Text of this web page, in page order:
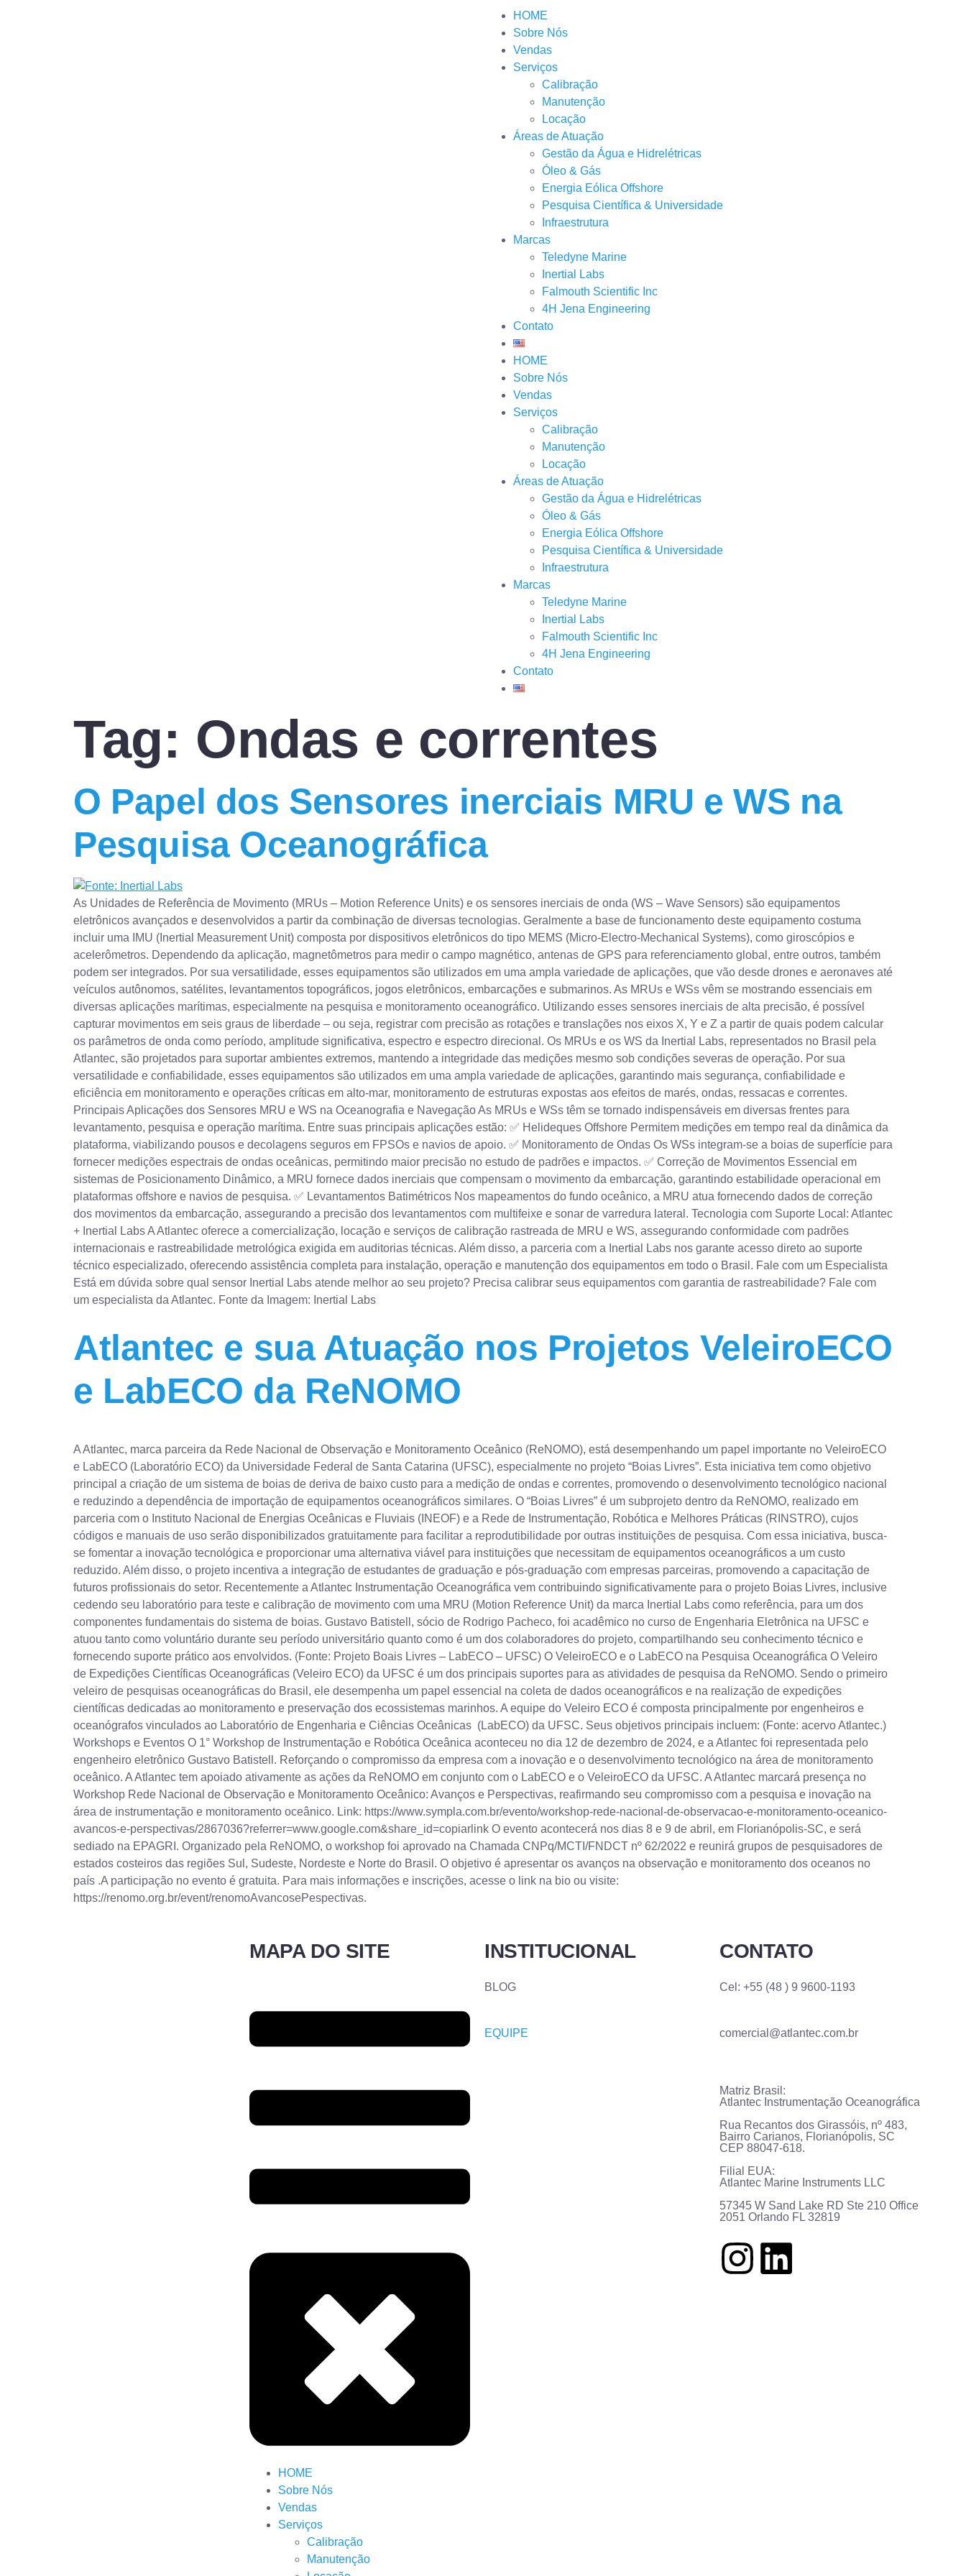
HOME
Sobre Nós
Vendas
Serviços
Calibração
Manutenção
Locação
Áreas de Atuação
Gestão da Água e Hidrelétricas
Óleo & Gás
Energia Eólica Offshore
Pesquisa Científica & Universidade
Infraestrutura
Marcas
Teledyne Marine
Inertial Labs
Falmouth Scientific Inc
4H Jena Engineering
Contato
HOME
Sobre Nós
Vendas
Serviços
Calibração
Manutenção
Locação
Áreas de Atuação
Gestão da Água e Hidrelétricas
Óleo & Gás
Energia Eólica Offshore
Pesquisa Científica & Universidade
Infraestrutura
Marcas
Teledyne Marine
Inertial Labs
Falmouth Scientific Inc
4H Jena Engineering
Contato
Tag: Ondas e correntes
O Papel dos Sensores inerciais MRU e WS na
Pesquisa Oceanográfica
As Unidades de Referência de Movimento (MRUs – Motion Reference Units) e os sensores inerciais de onda (WS – Wave Sensors) são equipamentos
eletrônicos avançados e desenvolvidos a partir da combinação de diversas tecnologias. Geralmente a base de funcionamento deste equipamento costuma
incluir uma IMU (Inertial Measurement Unit) composta por dispositivos eletrônicos do tipo MEMS (Micro-Electro-Mechanical Systems), como giroscópios e
acelerômetros. Dependendo da aplicação, magnetômetros para medir o campo magnético, antenas de GPS para referenciamento global, entre outros, também
podem ser integrados. Por sua versatilidade, esses equipamentos são utilizados em uma ampla variedade de aplicações, que vão desde drones e aeronaves até
veículos autônomos, satélites, levantamentos topográficos, jogos eletrônicos, embarcações e submarinos. As MRUs e WSs vêm se mostrando essenciais em
diversas aplicações marítimas, especialmente na pesquisa e monitoramento oceanográfico. Utilizando esses sensores inerciais de alta precisão, é possível
capturar movimentos em seis graus de liberdade – ou seja, registrar com precisão as rotações e translações nos eixos X, Y e Z a partir de quais podem calcular
os parâmetros de onda como período, amplitude significativa, espectro e espectro direcional. Os MRUs e os WS da Inertial Labs, representados no Brasil pela
Atlantec, são projetados para suportar ambientes extremos, mantendo a integridade das medições mesmo sob condições severas de operação. Por sua
versatilidade e confiabilidade, esses equipamentos são utilizados em uma ampla variedade de aplicações, garantindo mais segurança, confiabilidade e
eficiência em monitoramento e operações críticas em alto-mar, monitoramento de estruturas expostas aos efeitos de marés, ondas, ressacas e correntes.
Principais Aplicações dos Sensores MRU e WS na Oceanografia e Navegação As MRUs e WSs têm se tornado indispensáveis em diversas frentes para
levantamento, pesquisa e operação marítima. Entre suas principais aplicações estão: ✅ Helideques Offshore Permitem medições em tempo real da dinâmica da
plataforma, viabilizando pousos e decolagens seguros em FPSOs e navios de apoio. ✅ Monitoramento de Ondas Os WSs integram-se a boias de superfície para
fornecer medições espectrais de ondas oceânicas, permitindo maior precisão no estudo de padrões e impactos. ✅ Correção de Movimentos Essencial em
sistemas de Posicionamento Dinâmico, a MRU fornece dados inerciais que compensam o movimento da embarcação, garantindo estabilidade operacional em
plataformas offshore e navios de pesquisa. ✅ Levantamentos Batimétricos Nos mapeamentos do fundo oceânico, a MRU atua fornecendo dados de correção
dos movimentos da embarcação, assegurando a precisão dos levantamentos com multifeixe e sonar de varredura lateral. Tecnologia com Suporte Local: Atlantec
+ Inertial Labs A Atlantec oferece a comercialização, locação e serviços de calibração rastreada de MRU e WS, assegurando conformidade com padrões
internacionais e rastreabilidade metrológica exigida em auditorias técnicas. Além disso, a parceria com a Inertial Labs nos garante acesso direto ao suporte
técnico especializado, oferecendo assistência completa para instalação, operação e manutenção dos equipamentos em todo o Brasil. Fale com um Especialista
Está em dúvida sobre qual sensor Inertial Labs atende melhor ao seu projeto? Precisa calibrar seus equipamentos com garantia de rastreabilidade? Fale com
um especialista da Atlantec. Fonte da Imagem: Inertial Labs
Atlantec e sua Atuação nos Projetos VeleiroECO
e LabECO da ReNOMO
A Atlantec, marca parceira da Rede Nacional de Observação e Monitoramento Oceânico (ReNOMO), está desempenhando um papel importante no VeleiroECO
e LabECO (Laboratório ECO) da Universidade Federal de Santa Catarina (UFSC), especialmente no projeto “Boias Livres”. Esta iniciativa tem como objetivo
principal a criação de um sistema de boias de deriva de baixo custo para a medição de ondas e correntes, promovendo o desenvolvimento tecnológico nacional
e reduzindo a dependência de importação de equipamentos oceanográficos similares. O “Boias Livres” é um subprojeto dentro da ReNOMO, realizado em
parceria com o Instituto Nacional de Energias Oceânicas e Fluviais (INEOF) e a Rede de Instrumentação, Robótica e Melhores Práticas (RINSTRO), cujos
códigos e manuais de uso serão disponibilizados gratuitamente para facilitar a reprodutibilidade por outras instituições de pesquisa. Com essa iniciativa, busca-
se fomentar a inovação tecnológica e proporcionar uma alternativa viável para instituições que necessitam de equipamentos oceanográficos a um custo
reduzido. Além disso, o projeto incentiva a integração de estudantes de graduação e pós-graduação com empresas parceiras, promovendo a capacitação de
futuros profissionais do setor. Recentemente a Atlantec Instrumentação Oceanográfica vem contribuindo significativamente para o projeto Boias Livres, inclusive
cedendo seu laboratório para teste e calibração de movimento com uma MRU (Motion Reference Unit) da marca Inertial Labs como referência, para um dos
componentes fundamentais do sistema de boias. Gustavo Batistell, sócio de Rodrigo Pacheco, foi acadêmico no curso de Engenharia Eletrônica na UFSC e
atuou tanto como voluntário durante seu período universitário quanto como é um dos colaboradores do projeto, compartilhando seu conhecimento técnico e
fornecendo suporte prático aos envolvidos. (Fonte: Projeto Boais Livres – LabECO – UFSC) O VeleiroECO e o LabECO na Pesquisa Oceanográfica O Veleiro
de Expedições Científicas Oceanográficas (Veleiro ECO) da UFSC é um dos principais suportes para as atividades de pesquisa da ReNOMO. Sendo o primeiro
veleiro de pesquisas oceanográficas do Brasil, ele desempenha um papel essencial na coleta de dados oceanográficos e na realização de expedições
científicas dedicadas ao monitoramento e preservação dos ecossistemas marinhos. A equipe do Veleiro ECO é composta principalmente por engenheiros e
oceanógrafos vinculados ao Laboratório de Engenharia e Ciências Oceânicas (LabECO) da UFSC. Seus objetivos principais incluem: (Fonte: acervo Atlantec.)
Workshops e Eventos O 1° Workshop de Instrumentação e Robótica Oceânica aconteceu no dia 12 de dezembro de 2024, e a Atlantec foi representada pelo
engenheiro eletrônico Gustavo Batistell. Reforçando o compromisso da empresa com a inovação e o desenvolvimento tecnológico na área de monitoramento
oceânico. A Atlantec tem apoiado ativamente as ações da ReNOMO em conjunto com o LabECO e o VeleiroECO da UFSC. A Atlantec marcará presença no
Workshop Rede Nacional de Observação e Monitoramento Oceânico: Avanços e Perspectivas, reafirmando seu compromisso com a pesquisa e inovação na
área de instrumentação e monitoramento oceânico. Link: https://www.sympla.com.br/evento/workshop-rede-nacional-de-observacao-e-monitoramento-oceanico-
avancos-e-perspectivas/2867036?referrer=www.google.com&share_id=copiarlink O evento acontecerá nos dias 8 e 9 de abril, em Florianópolis-SC, e será
sediado na EPAGRI. Organizado pela ReNOMO, o workshop foi aprovado na Chamada CNPq/MCTI/FNDCT nº 62/2022 e reunirá grupos de pesquisadores de
estados costeiros das regiões Sul, Sudeste, Nordeste e Norte do Brasil. O objetivo é apresentar os avanços na observação e monitoramento dos oceanos no
país .A participação no evento é gratuita. Para mais informações e inscrições, acesse o link na bio ou visite:
https://renomo.org.br/event/renomoAvancosePespectivas.
MAPA DO SITE
HOME
Sobre Nós
Vendas
Serviços
Calibração
Manutenção
INSTITUCIONAL
BLOG
EQUIPE
CONTATO
Cel: +55 (48 ) 9 9600-1193
comercial@atlantec.com.br
Matriz Brasil:
Atlantec Instrumentação Oceanográfica
Rua Recantos dos Girassóis, nº 483,
Bairro Carianos, Florianópolis, SC
CEP 88047-618.
Filial EUA:
Atlantec Marine Instruments LLC
57345 W Sand Lake RD Ste 210 Office
2051 Orlando FL 32819